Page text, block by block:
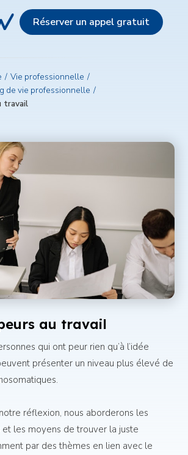
Réserver un appel gratuit
Vie professionnelle
de vie professionnelle
travail
au travail
qui ont peur rien qu’à l’idée
présenter un niveau plus élevé de
réflexion, nous aborderons les
et les moyens de trouver la juste
par des thèmes en lien avec le